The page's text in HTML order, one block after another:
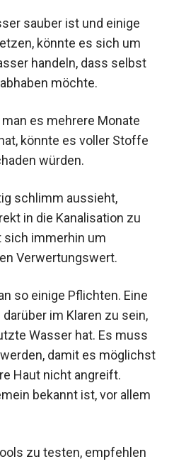
sauber ist und einige
könnte es sich um
handeln, dass selbst
möchte.
es mehrere Monate
könnte es voller Stoffe
würden.
schlimm aussieht,
in die Kanalisation zu
sich immerhin um
Verwertungswert.
so einige Pflichten. Eine
im Klaren zu sein,
Wasser hat. Es muss
damit es möglichst
Haut nicht angreift.
bekannt ist, vor allem
zu testen, empfehlen